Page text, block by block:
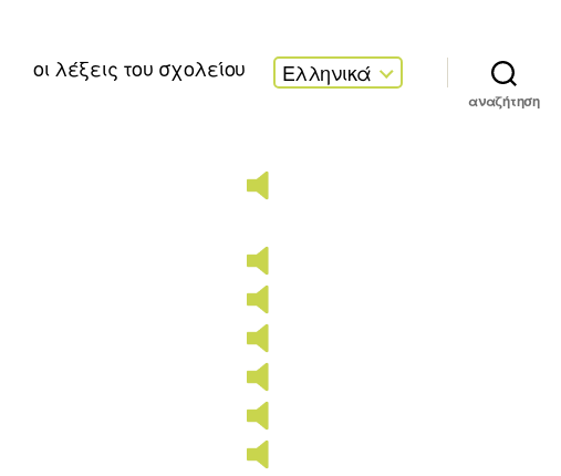
οι λέξεις του σχολείου Ελληνικά
αναζήτηση